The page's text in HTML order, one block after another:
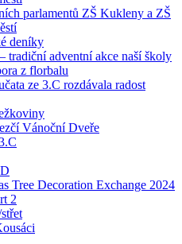
parlamentů ZŠ Kukleny a ZŠ
deníky
tradiční adventní akce naší školy
z florbalu
ze 3.C rozdávala radost
Vánoční Dveře
Tree Decoration Exchange 2024
2